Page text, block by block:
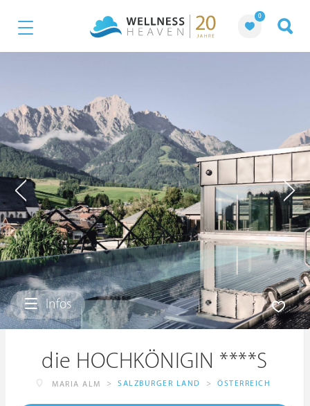
0
Infos
die HOCHKÖNIGIN ****S
MARIA ALM > SALZBURGER LAND > ÖSTERREICH